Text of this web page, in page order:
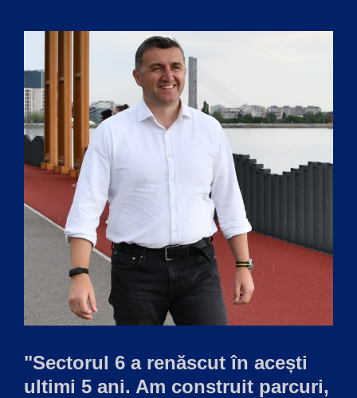
"Sectorul 6 a renăscut în acești
ultimi 5 ani. Am construit parcuri,